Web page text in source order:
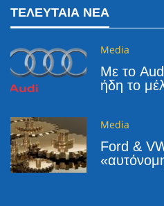
ΤΕΛΕΥΤΑΙΑ ΝΕΑ
Media
Με το
ήδη το
Media
Ford &